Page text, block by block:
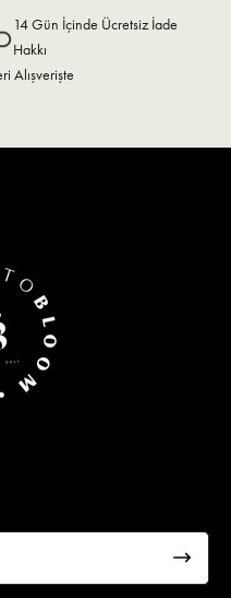
14 Gün İçinde Ücretsiz İade
Hakkı
Alışverişte